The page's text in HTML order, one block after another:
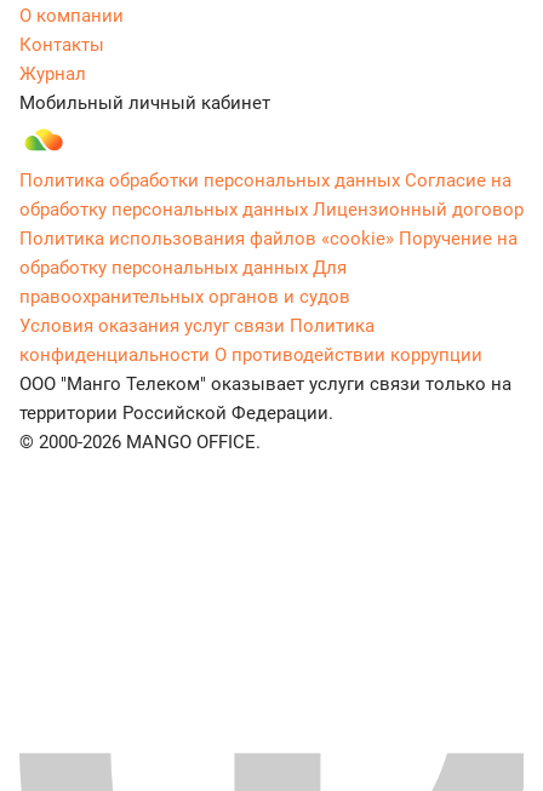
О компании
Контакты
Журнал
Мобильный личный кабинет
Политика обработки персональных данных Согласие на
обработку персональных данных Лицензионный договор
Политика использования файлов «cookie» Поручение на
обработку персональных данных Для
правоохранительных органов и судов
Условия оказания услуг связи Политика
конфиденциальности О противодействии коррупции
ООО "Манго Телеком" оказывает услуги связи только на
территории Российской Федерации.
© 2000-2026 MANGO OFFICE.